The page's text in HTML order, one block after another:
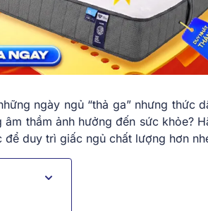
ngày ngủ “thả ga” nhưng thức
thầm ảnh hưởng đến sức khỏe?
duy trì giấc ngủ chất lượng hơn